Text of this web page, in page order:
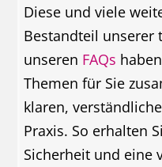
Diese und viele
Bestandteil unserer
unseren FAQs
Themen für Sie
klaren,
Praxis. So erhalten
Sicherheit und eine